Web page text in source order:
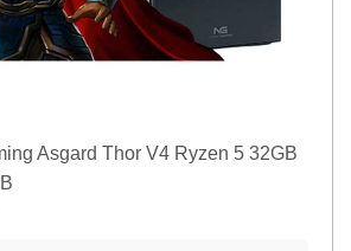
Asgard Thor V4 Ryzen 5 32GB